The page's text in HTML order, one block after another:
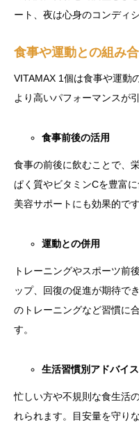
ート、夜は心身のコンディ
食事や運動との組み
VITAMAX 1個は食事や運動
より高いパフォーマンスが
食事前後の活用
食事の前後に飲むことで、
ぱく質やビタミンCを豊富
美容サポートにも効果的です
運動との併用
トレーニングやスポーツ前
ップ、回復の促進が期待で
のトレーニングなど習慣に
す。
生活習慣別アドバイス
忙しい方や不規則な食生活
れられます。目安量を守り